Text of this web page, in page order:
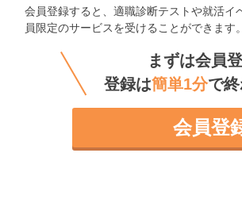
会員登録すると、 適職診断テストや就活イ
員限定のサービスを受けることができます。
まずは会員
登録は簡単1分で終
会員登